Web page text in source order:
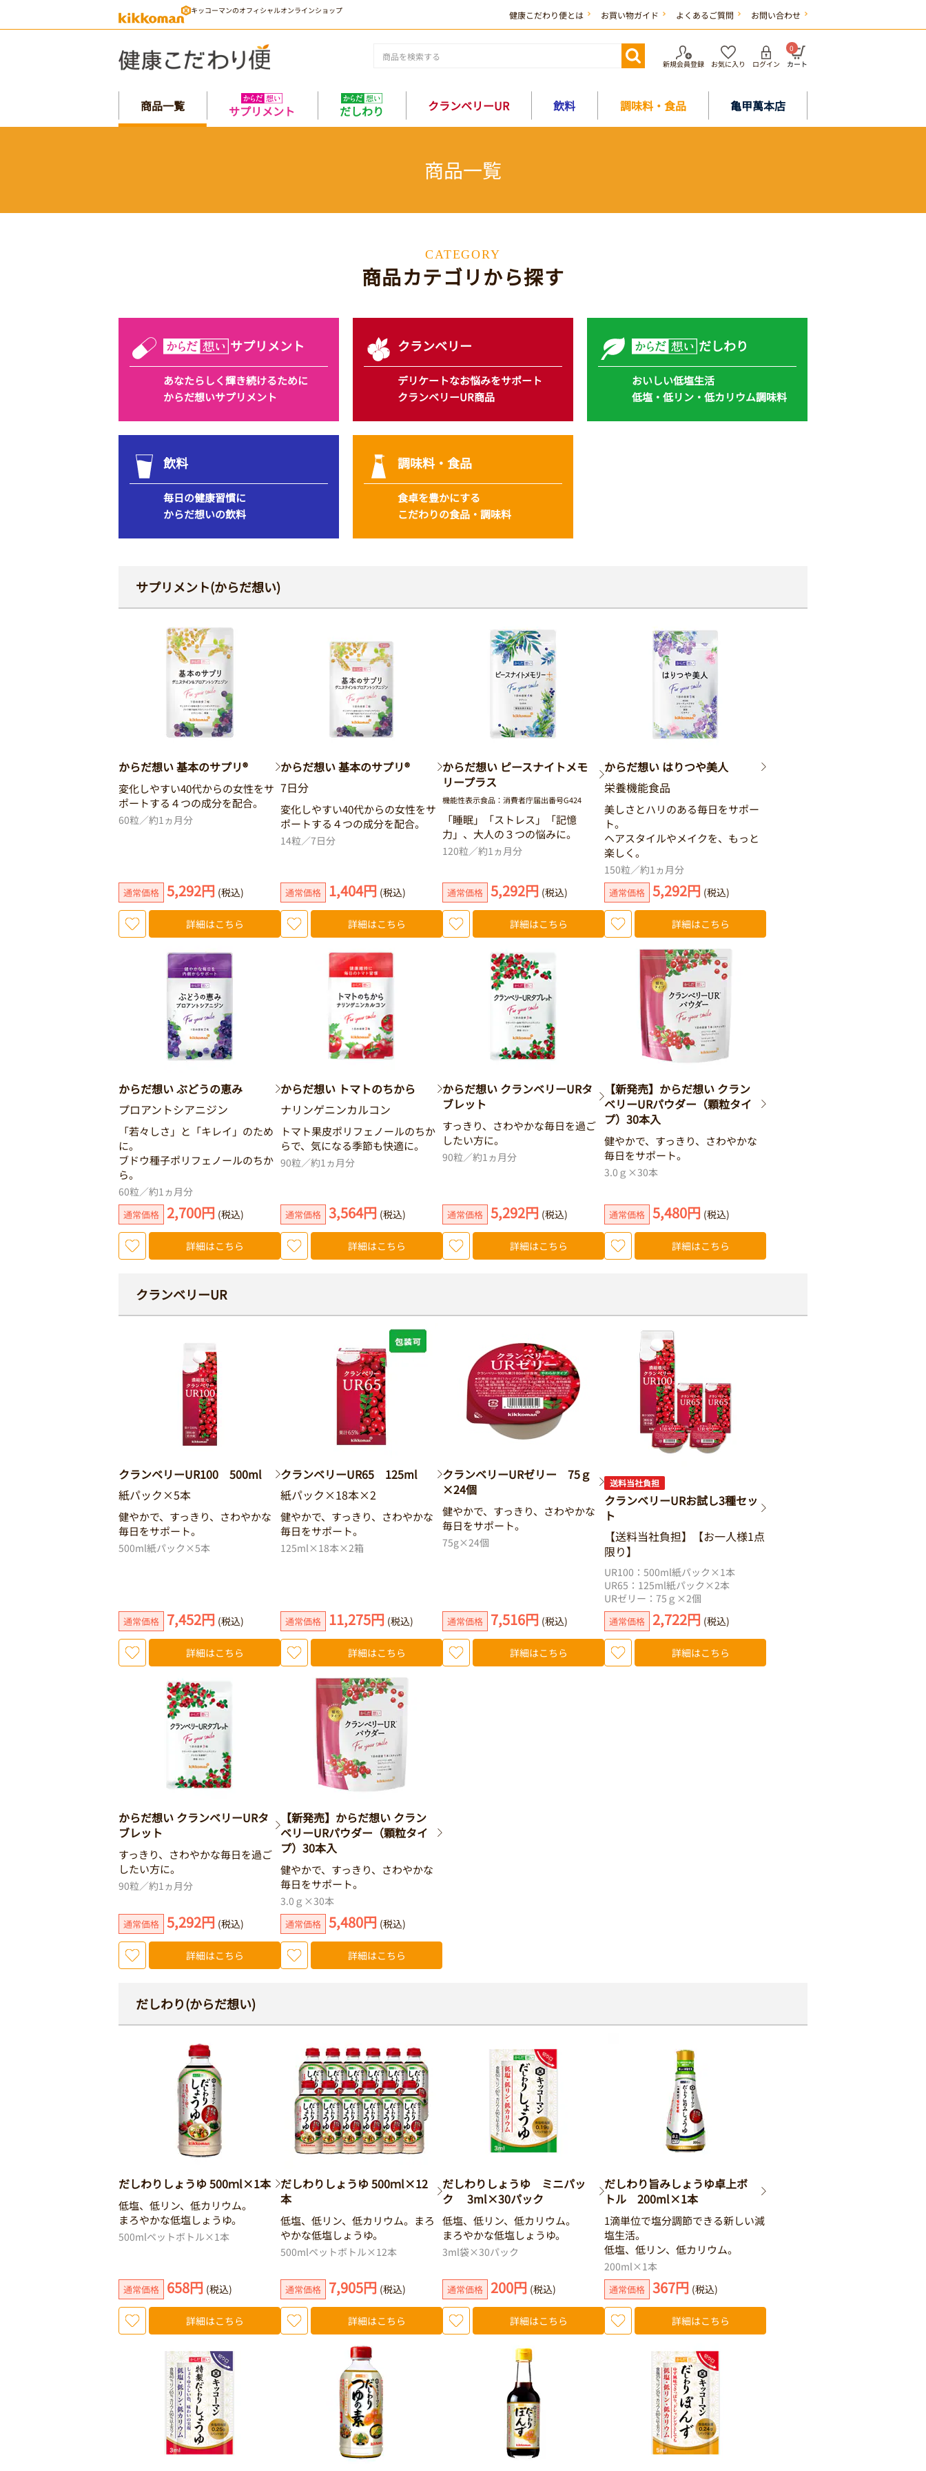
キッコーマンのオフィシャルオンラインショップ 健康こだわり便とは お買い物ガイド よくあるご質問 お問い合わせ
新規会員登録 お気に入り ログイン
0
カート
商品一覧 サプリメント だしわり クランベリーUR 飲料 調味料・食品 亀甲萬本店
商品一覧
CATEGORY
商品カテゴリから探す
サプリメント
あなたらしく輝き続けるために
からだ想いサプリメント
クランベリー
デリケートなお悩みをサポート
クランベリーUR商品
だしわり
おいしい低塩生活
低塩・低リン・低カリウム調味料
飲料
毎日の健康習慣に
からだ想いの飲料
調味料・食品
食卓を豊かにする
こだわりの食品・調味料
サプリメント(からだ想い)
からだ想い 基本のサプリ®
変化しやすい40代からの女性をサ
ポートする４つの成分を配合。
60粒／約1ヵ月分
通常価格 5,292円 (税込)
詳細はこちら
からだ想い 基本のサプリ®
7日分
変化しやすい40代からの女性をサ
ポートする４つの成分を配合。
14粒／7日分
通常価格 1,404円 (税込)
詳細はこちら
からだ想い ピースナイトメモ
リープラス
機能性表示食品：消費者庁届出番号G424
「睡眠」「ストレス」「記憶
力」、大人の３つの悩みに。
120粒／約1ヵ月分
通常価格 5,292円 (税込)
詳細はこちら
からだ想い はりつや美人
栄養機能食品
美しさとハリのある毎日をサポー
ト。
ヘアスタイルやメイクを、もっと
楽しく。
150粒／約1ヵ月分
通常価格 5,292円 (税込)
詳細はこちら
からだ想い ぶどうの恵み
プロアントシアニジン
「若々しさ」と「キレイ」のため
に。
ブドウ種子ポリフェノールのちか
ら。
60粒／約1ヵ月分
通常価格 2,700円 (税込)
詳細はこちら
からだ想い トマトのちから
ナリンゲニンカルコン
トマト果皮ポリフェノールのちか
らで、気になる季節も快適に。
90粒／約1ヵ月分
通常価格 3,564円 (税込)
詳細はこちら
からだ想い クランベリーURタ
ブレット
すっきり、さわやかな毎日を過ご
したい方に。
90粒／約1ヵ月分
通常価格 5,292円 (税込)
詳細はこちら
【新発売】からだ想い クラン
ベリーURパウダー（顆粒タイ
プ）30本入
健やかで、すっきり、さわやかな
毎日をサポート。
3.0ｇ×30本
通常価格 5,480円 (税込)
詳細はこちら
クランベリーUR
クランベリーUR100 500ml
紙パック×5本
健やかで、すっきり、さわやかな
毎日をサポート。
500ml紙パック×5本
通常価格 7,452円 (税込)
詳細はこちら
クランベリーUR65 125ml
紙パック×18本×2
健やかで、すっきり、さわやかな
毎日をサポート。
125ml×18本×2箱
通常価格 11,275円 (税込)
詳細はこちら
クランベリーURゼリー 75ｇ
×24個
健やかで、すっきり、さわやかな
毎日をサポート。
75g×24個
通常価格 7,516円 (税込)
詳細はこちら
送料当社負担
クランベリーURお試し3種セッ
ト
【送料当社負担】【お一人様1点
限り】
UR100：500ml紙パック×1本
UR65：125ml紙パック×2本
URゼリー：75ｇ×2個
通常価格 2,722円 (税込)
詳細はこちら
からだ想い クランベリーURタ
ブレット
すっきり、さわやかな毎日を過ご
したい方に。
90粒／約1ヵ月分
通常価格 5,292円 (税込)
詳細はこちら
【新発売】からだ想い クラン
ベリーURパウダー（顆粒タイ
プ）30本入
健やかで、すっきり、さわやかな
毎日をサポート。
3.0ｇ×30本
通常価格 5,480円 (税込)
詳細はこちら
だしわり(からだ想い)
だしわりしょうゆ 500ｍl×1本
低塩、低リン、低カリウム。
まろやかな低塩しょうゆ。
500mlペットボトル×1本
通常価格 658円 (税込)
詳細はこちら
だしわりしょうゆ 500ｍl×12
本
低塩、低リン、低カリウム。まろ
やかな低塩しょうゆ。
500mlペットボトル×12本
通常価格 7,905円 (税込)
詳細はこちら
だしわりしょうゆ ミニパッ
ク 3ml×30パック
低塩、低リン、低カリウム。
まろやかな低塩しょうゆ。
3ml袋×30パック
通常価格 200円 (税込)
詳細はこちら
だしわり旨みしょうゆ卓上ボ
トル 200ml×1本
1滴単位で塩分調節できる新しい減
塩生活。
低塩、低リン、低カリウム。
200ml×1本
通常価格 367円 (税込)
詳細はこちら